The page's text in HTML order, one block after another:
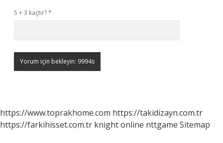
5 + 3 kaçtır?*
https://www.toprakhome.com https://takidizayn.com.tr
https://farkihisset.com.tr knight online nttgame Sitemap